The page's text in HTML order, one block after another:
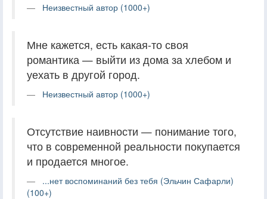
Неизвестный автор (1000+)
Мне кажется, есть какая-то своя
романтика — выйти из дома за хлебом и
уехать в другой город.
Неизвестный автор (1000+)
Отсутствие наивности — понимание того,
что в современной реальности покупается
и продается многое.
...нет воспоминаний без тебя (Эльчин Сафарли)
(100+)